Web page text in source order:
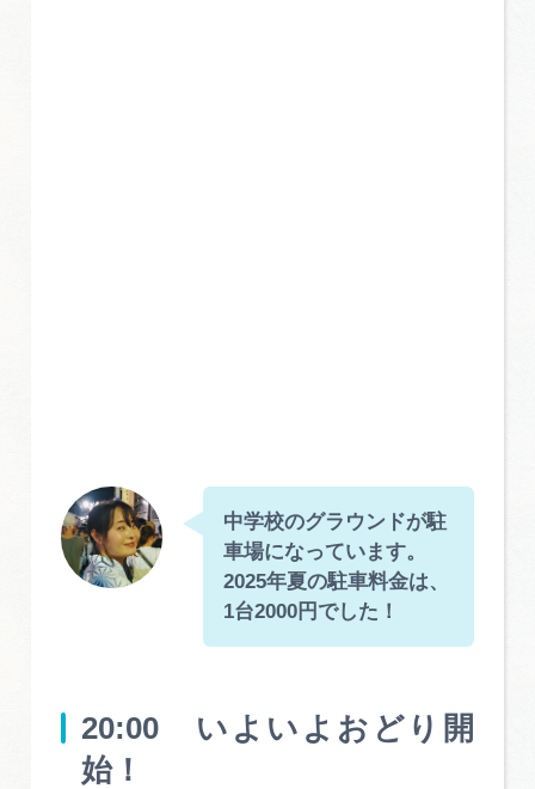
中学校のグラウンドが駐
車場になっています。
2025年夏の駐車料金は、
1台2000円でした！
20:00 いよいよおどり開
始！